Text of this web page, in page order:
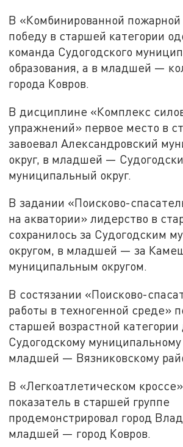
В «Комбинированной
победу в старшей категории
команда Судогодского
образования, а в младшей —
города Ковров.
В дисциплине «Комплекс
упражнений» первое место в
завоевал Александровский
округ, в младшей —
муниципальный округ.
В задании «Поисково-
на акватории» лидерство в
сохранилось за Судогодским
округом, в младшей — за
муниципальным округом.
В состязании «Поисково-
работы в техногенной среде»
старшей возрастной категории
Судогодскому муниципальному
младшей — Вязниковскому
В «Легкоатлетическом
показатель в старшей группе
продемонстрировал город
младшей — город Ковров.